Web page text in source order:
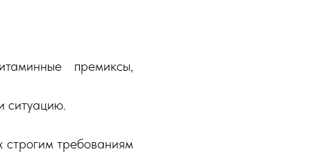
премиксы,
ситуацию.
строгим требованиям